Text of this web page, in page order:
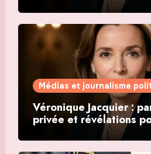
Médias et journalisme
Véronique Jacquier :
privée et révélations